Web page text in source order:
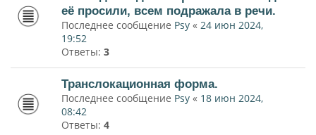
её просили, всем подражала в речи.
Последнее сообщение Psy « 24 июн 2024,
19:52
Ответы: 3
Транслокационная форма.
Последнее сообщение Psy « 18 июн 2024,
08:42
Ответы: 4